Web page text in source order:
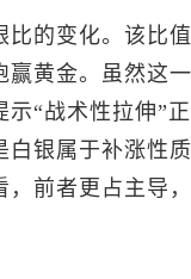
的变化。该比
黄金。虽然这
“战术性拉伸”
银属于补涨性
，前者更占主导